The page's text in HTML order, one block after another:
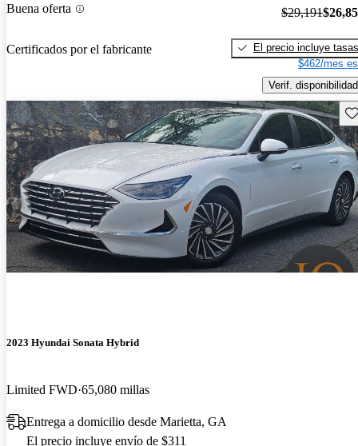
Buena oferta
Certificados por el fabricante
$29,191
El precio incluye tasas
$462/mes
Verif. disponibilidad
2023 Hyundai Sonata Hybrid
Limited FWD 65,080 millas
Entrega a domicilio desde Marietta, GA
El precio incluye envío de $311